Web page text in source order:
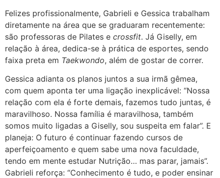
Felizes profissionalmente, Gabrieli e Gessica trabalham
diretamente na área que se graduaram recentemente:
são professoras de Pilates e crossfit. Já Giselly, em
relação à área, dedica-se à prática de esportes, sendo
faixa preta em Taekwondo, além de gostar de correr.
Gessica adianta os planos juntos a sua irmã gêmea,
com quem aponta ter uma ligação inexplicável: “Nossa
relação com ela é forte demais, fazemos tudo juntas, é
maravilhoso. Nossa família é maravilhosa, também
somos muito ligadas a Giselly, sou suspeita em falar”. E
planeja: O futuro é continuar fazendo cursos de
aperfeiçoamento e quem sabe uma nova faculdade,
tendo em mente estudar Nutrição… mas parar, jamais”.
Gabrieli reforça: “Conhecimento é tudo, e poder ensinar